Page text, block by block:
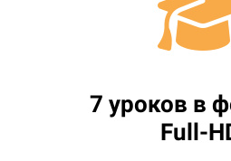
7 уроков в
Full-